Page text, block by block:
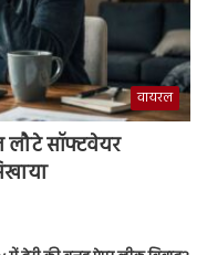
वायरल
लौटे सॉफ्टवेयर